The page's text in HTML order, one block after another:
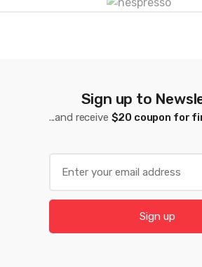
Sign up to
...and receive $20 coupon for
a
l
Sign up